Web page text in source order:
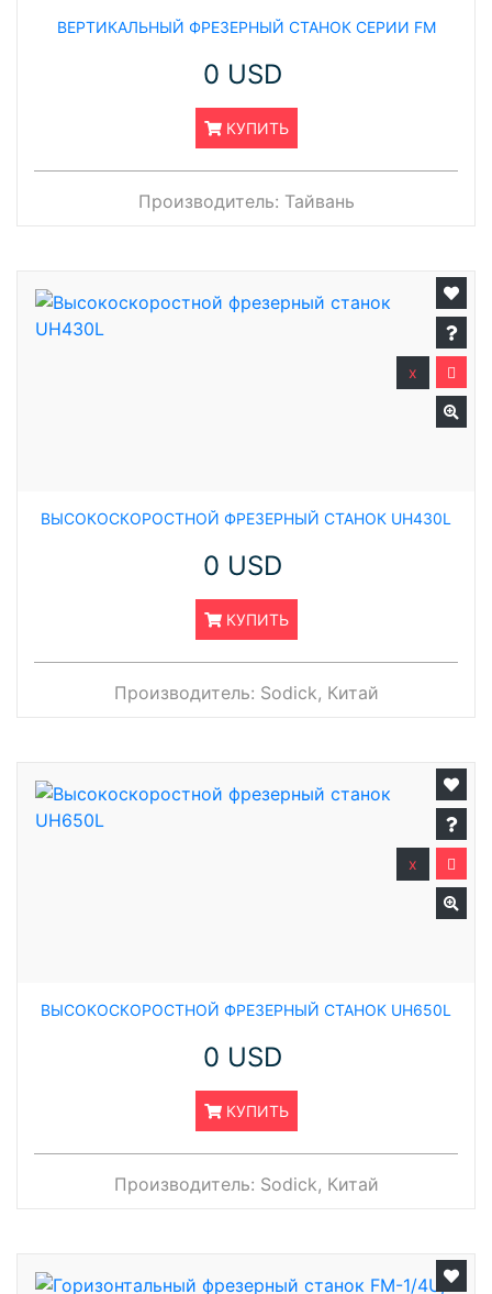
ВЕРТИКАЛЬНЫЙ ФРЕЗЕРНЫЙ СТАНОК СЕРИИ FM
0 USD
КУПИТЬ
Производитель: Тайвань
ВЫСОКОСКОРОСТНОЙ ФРЕЗЕРНЫЙ СТАНОК UH430L
0 USD
КУПИТЬ
x
Производитель: Sodick, Китай
ВЫСОКОСКОРОСТНОЙ ФРЕЗЕРНЫЙ СТАНОК UH650L
0 USD
КУПИТЬ
x
Производитель: Sodick, Китай